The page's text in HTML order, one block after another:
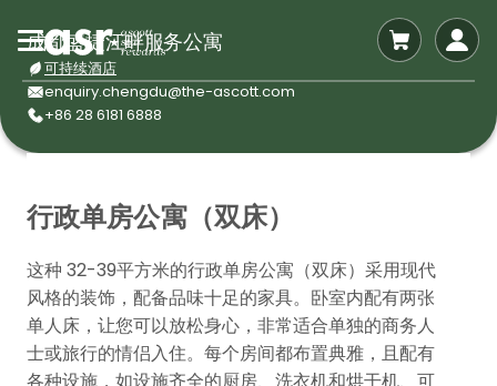
成都盛捷江畔服务公寓
可持续酒店
enquiry.chengdu@the-ascott.com
+86 28 6181 6888
行政单房公寓（双床）
这种 32-39平方米的行政单房公寓（双床）采用现代
风格的装饰，配备品味十足的家具。卧室内配有两张
单人床，让您可以放松身心，非常适合单独的商务人
士或旅行的情侣入住。每个房间都布置典雅，且配有